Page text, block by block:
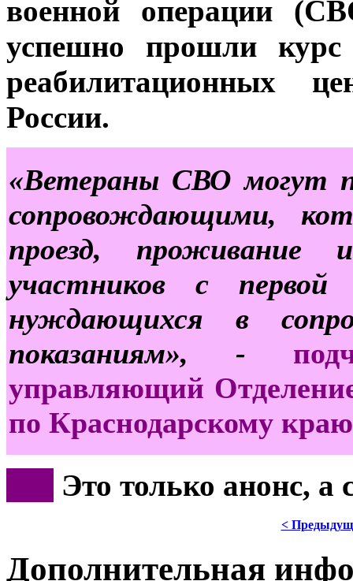
военной операции
успешно прошли курс
реабилитационных
России.
«Ветераны СВО могут
сопровождающими,
проезд,
участников с первой
нуждающихся в
показаниям», -
управляющий
по Краснодарскому краю
Это только анонс,
<
Дополнительная